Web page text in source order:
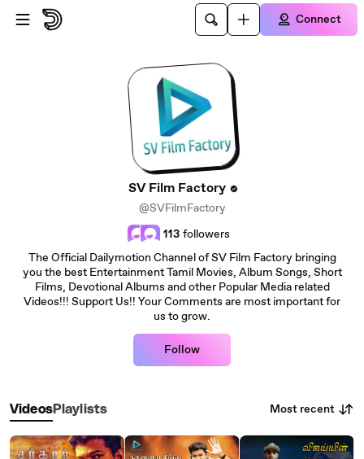
Skip to main content
Connect
SV Film Factory
@SVFilmFactory
113 followers
The Official Dailymotion Channel of SV Film Factory bringing
you the best Entertainment Tamil Movies, Album Songs, Short
Films, Devotional Albums and other Popular Media related
Videos!!! Support Us!! Your Comments are most important for
us to grow.
Follow
VideosPlaylists Most recent